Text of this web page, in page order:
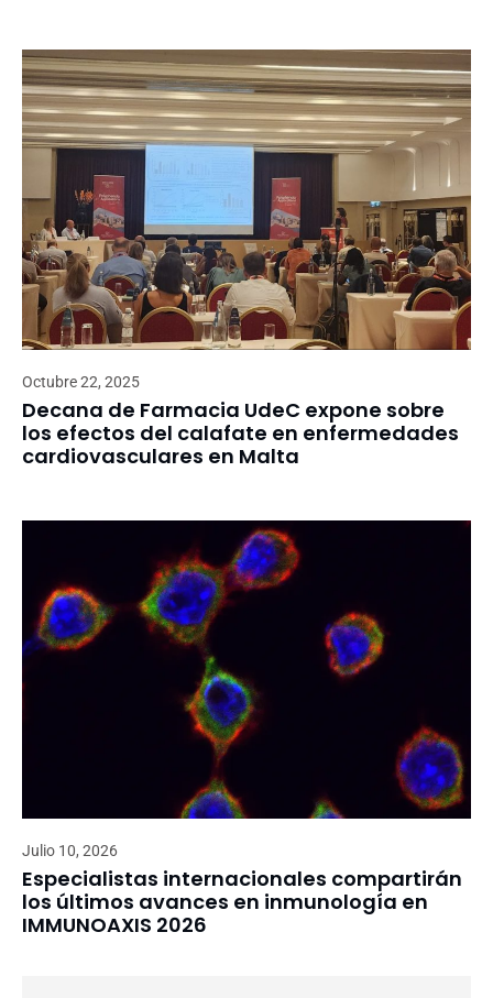
Octubre 22, 2025
Decana de Farmacia UdeC expone sobre
los efectos del calafate en enfermedades
cardiovasculares en Malta
Julio 10, 2026
Especialistas internacionales compartirán
los últimos avances en inmunología en
IMMUNOAXIS 2026